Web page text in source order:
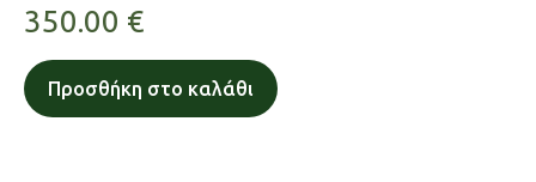
350.00 €
Προσθήκη στο καλάθι